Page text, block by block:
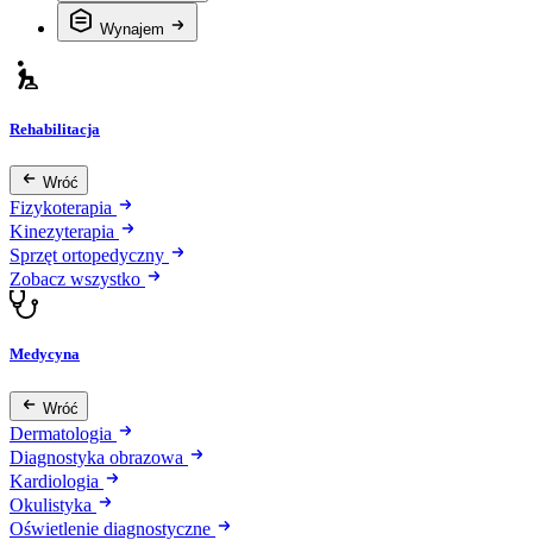
Wynajem
Rehabilitacja
Wróć
Fizykoterapia
Kinezyterapia
Sprzęt ortopedyczny
Zobacz wszystko
Medycyna
Wróć
Dermatologia
Diagnostyka obrazowa
Kardiologia
Okulistyka
Oświetlenie diagnostyczne